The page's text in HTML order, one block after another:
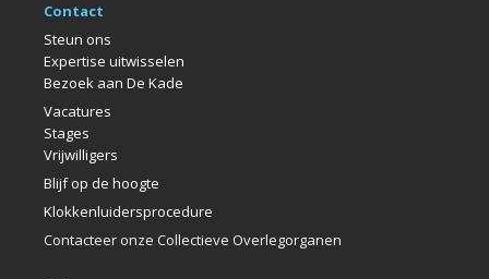
Contact
Steun ons
Expertise uitwisselen
Bezoek aan De Kade
Vacatures
Stages
Vrijwilligers
Blijf op de hoogte
Klokkenluidersprocedure
Contacteer onze Collectieve Overlegorganen